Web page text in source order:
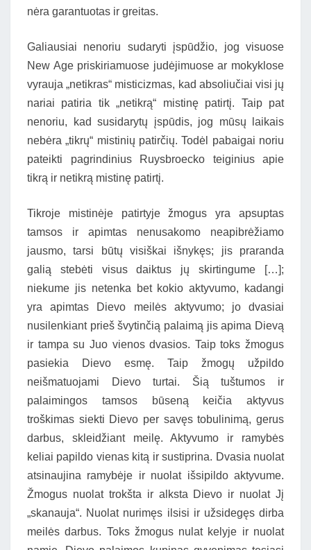
nėra garantuotas ir greitas.
Galiausiai nenoriu sudaryti įspūdžio, jog visuose
New Age priskiriamuose judėjimuose ar mokyklose
vyrauja „netikras“ misticizmas, kad absoliučiai visi jų
nariai patiria tik „netikrą“ mistinę patirtį. Taip pat
nenoriu, kad susidarytų įspūdis, jog mūsų laikais
nebėra „tikrų“ mistinių patirčių. Todėl pabaigai noriu
pateikti pagrindinius Ruysbroecko teiginius apie
tikrą ir netikrą mistinę patirtį.
Tikroje mistinėje patirtyje žmogus yra apsuptas
tamsos ir apimtas nenusakomo neapibrėžiamo
jausmo, tarsi būtų visiškai išnykęs; jis praranda
galią stebėti visus daiktus jų skirtingume […];
niekume jis netenka bet kokio aktyvumo, kadangi
yra apimtas Dievo meilės aktyvumo; jo dvasiai
nusilenkiant prieš švytinčią palaimą jis apima Dievą
ir tampa su Juo vienos dvasios. Taip toks žmogus
pasiekia Dievo esmę. Taip žmogų užpildo
neišmatuojami Dievo turtai. Šią tuštumos ir
palaimingos tamsos būseną keičia aktyvus
troškimas siekti Dievo per savęs tobulinimą, gerus
darbus, skleidžiant meilę. Aktyvumo ir ramybės
keliai papildo vienas kitą ir sustiprina. Dvasia nuolat
atsinaujina ramybėje ir nuolat išsipildo aktyvume.
Žmogus nuolat trokšta ir alksta Dievo ir nuolat Jį
„skanauja“. Nuolat nurimęs ilsisi ir užsidegęs dirba
meilės darbus. Toks žmogus nulat kelyje ir nuolat